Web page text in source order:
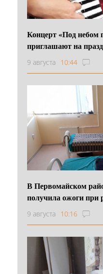
Концерт «Под небом
приглашают на
9 августа 10:44
В Первомайском
получила ожоги при
9 августа 10:16